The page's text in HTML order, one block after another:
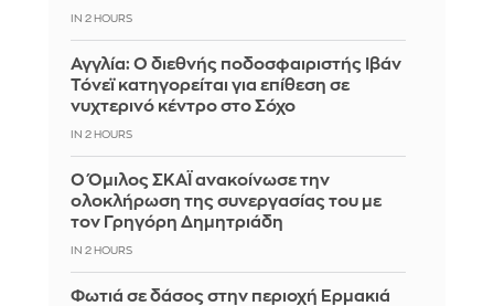
IN 2 HOURS
Αγγλία: Ο διεθνής ποδοσφαιριστής Ιβάν
Τόνεϊ κατηγορείται για επίθεση σε
νυχτερινό κέντρο στο Σόχο
IN 2 HOURS
Ο Όμιλος ΣΚΑΪ ανακοίνωσε την
ολοκλήρωση της συνεργασίας του με
τον Γρηγόρη Δημητριάδη
IN 2 HOURS
Φωτιά σε δάσος στην περιοχή Ερμακιά